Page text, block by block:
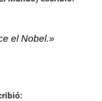
el Nobel.»